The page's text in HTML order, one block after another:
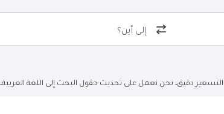
التسعير دقيق. نحن نعمل على تحديث حقول البحث إلى اللغة العربية.